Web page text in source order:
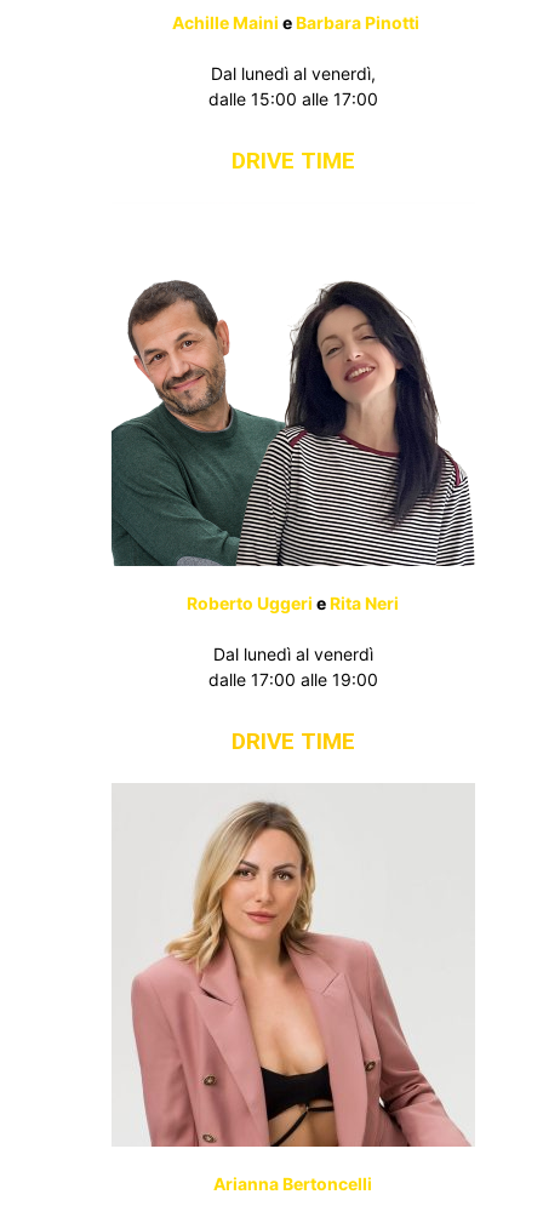
Achille Maini eBarbara Pinotti
Dal lunedì al venerdì,
dalle 15:00 alle 17:00
DRIVE TIME
Roberto Uggeri eRita Neri
Dal lunedì al venerdì
dalle 17:00 alle 19:00
DRIVE TIME
Arianna Bertoncelli